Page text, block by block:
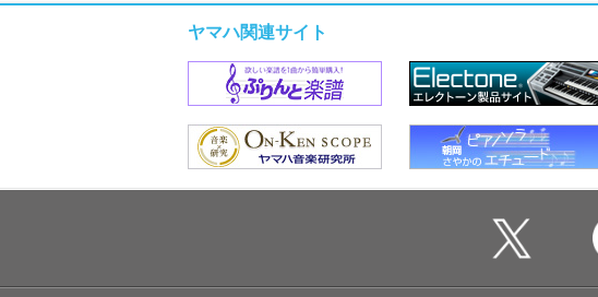
ヤマハ関連サイト